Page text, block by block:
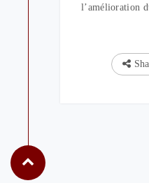
l’amélioration